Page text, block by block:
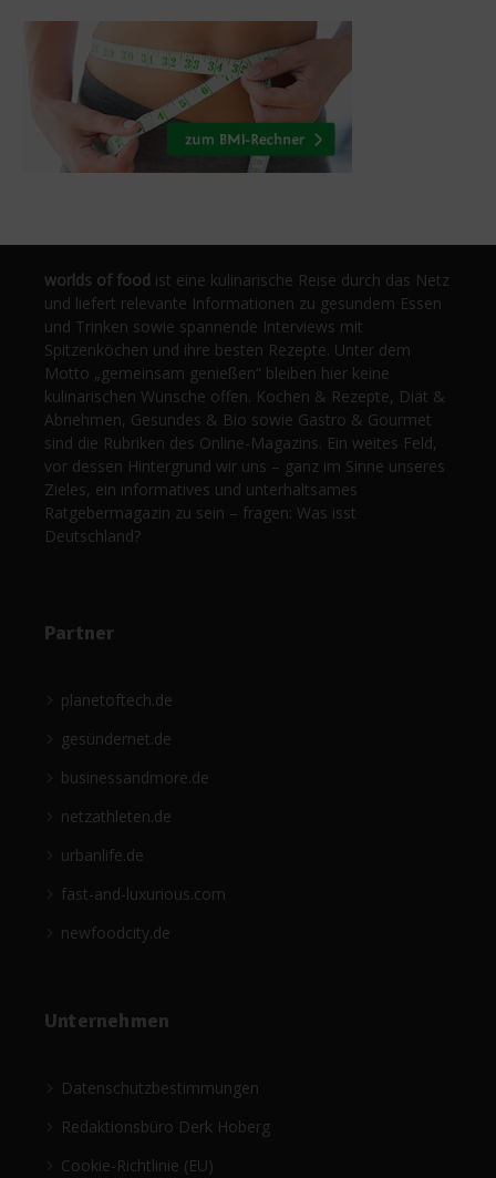
worlds of food ist eine kulinarische Reise durch das Netz
und liefert relevante Informationen zu gesundem Essen
und Trinken sowie spannende Interviews mit
Spitzenköchen und ihre besten Rezepte. Unter dem
Motto „gemeinsam genießen“ bleiben hier keine
kulinarischen Wünsche offen. Kochen & Rezepte, Diät &
Abnehmen, Gesundes & Bio sowie Gastro & Gourmet
sind die Rubriken des Online-Magazins. Ein weites Feld,
vor dessen Hintergrund wir uns – ganz im Sinne unseres
Zieles, ein informatives und unterhaltsames
Ratgebermagazin zu sein – fragen: Was isst
Deutschland?
Partner
planetoftech.de
gesündernet.de
businessandmore.de
netzathleten.de
urbanlife.de
fast-and-luxurious.com
newfoodcity.de
Unternehmen
Datenschutzbestimmungen
Redaktionsbüro Derk Hoberg
Cookie-Richtlinie (EU)